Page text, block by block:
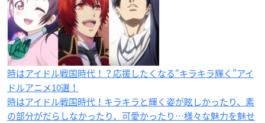
時はアイドル戦国時代！？応援したくなる“キラキラ輝く”アイ
ドルアニメ10選！
時はアイドル戦国時代！キラキラと輝く姿が眩しかったり、素
の部分がだらしなかったり、可愛かったり…様々な魅力を魅せ